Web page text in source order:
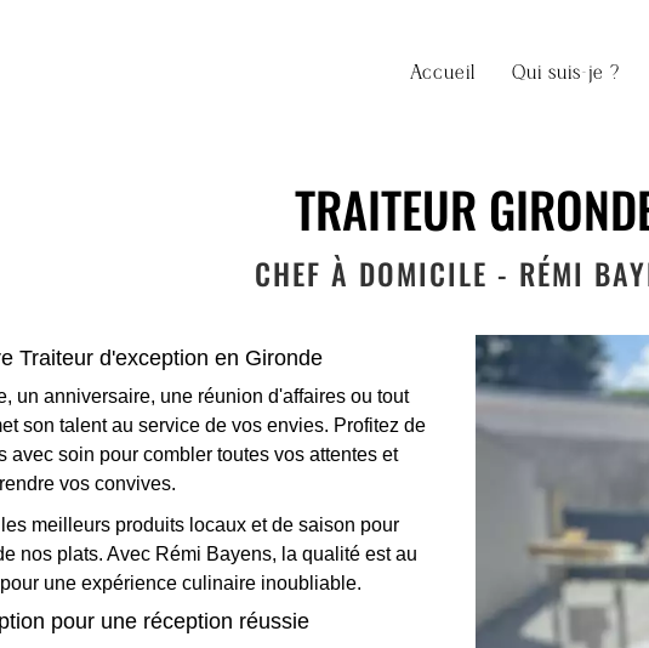
Accueil Qui suis-je ?
TRAITEUR
CHEF À DOMICILE - RÉMI
Traiteur d'exception en Gironde
un anniversaire, une réunion d'affaires ou tout
son talent au service de vos envies. Profitez de
avec soin pour combler toutes vos attentes et
vos convives.
meilleurs produits locaux et de saison pour
nos plats. Avec Rémi Bayens, la qualité est au
une expérience culinaire inoubliable.
pour une réception réussie